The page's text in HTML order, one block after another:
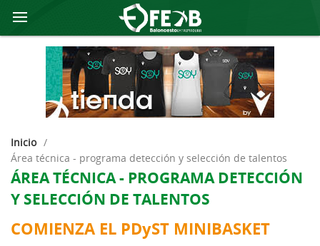
Inicio /
área técnica - programa detección y selección de talentos
ÁREA TÉCNICA - PROGRAMA DETECCIÓN
Y SELECCIÓN DE TALENTOS
COMIENZA EL PDyST MINIBASKET